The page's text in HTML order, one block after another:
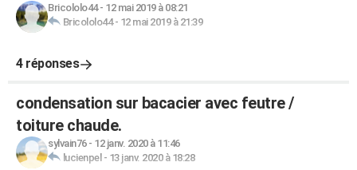
Bricololo44- 12 mai 2019 à 08:21
Bricololo44- 12 mai 2019 à 21:39
4 réponses
condensation sur bacacier avec feutre /
toiture chaude.
sylvain76- 12 janv. 2020 à 11:46
lucienpel - 13 janv. 2020 à 18:28